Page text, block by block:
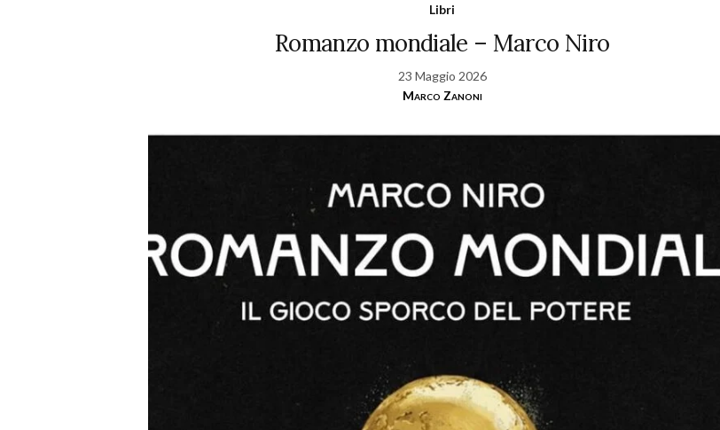
Libri
Romanzo mondiale – Marco Niro
23 Maggio 2026
Marco Zanoni